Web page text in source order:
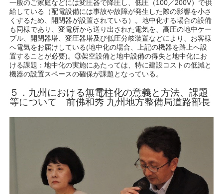
一般のご家庭などには変圧器で降圧し、低圧（100／200V）で供
給している（配電設備には事故や故障が発生した際の影響を小さ
くするため、開閉器が設置されている）。地中化する場合の設備
も同様であり、変電所から送り出された電気を、高圧の地中ケー
ブル、開閉器塔、変圧器塔及び低圧分岐装置などにより、お客様
へ電気をお届けしている(地中化の場合、上記の機器を路上へ設
置することが必要)。③架空設備と地中設備の得失と地中化にお
ける課題：地中化の実施にあたっては、特に建設コストの低減と
機器の設置スペースの確保が課題となっている。
５．九州における無電柱化の意義と方法、課題
等について 前佛和秀 九州地方整備局道路部長